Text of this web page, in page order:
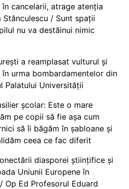
cancelarii, atrage atenția
/ Sunt spații
nu va destăinui nimic
a reamplasat vulturul și
urma bombardamentelor din
Palatului Universității
școlar: Este o mare
pe copii să fie așa cum
să îi băgăm în șabloane și
ceea ce fac diferit
diasporei științifice și
Uniunii Europene în
Ed Profesorul Eduard